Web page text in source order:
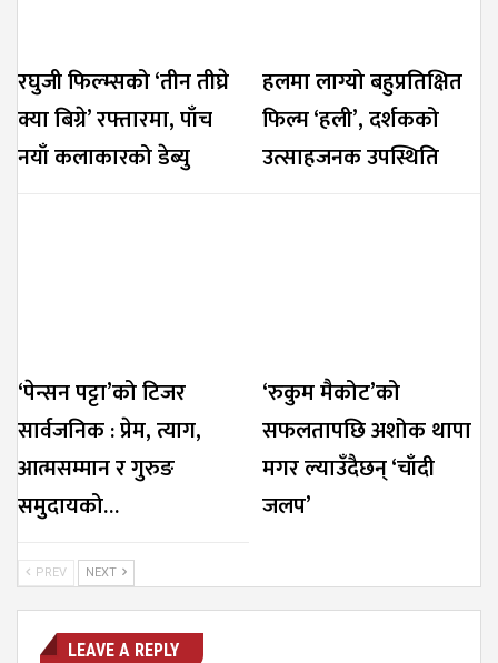
रघुजी फिल्म्सको ‘तीन तीघ्रे
क्या बिग्रे’ रफ्तारमा, पाँच
नयाँ कलाकारको डेब्यु
हलमा लाग्यो बहुप्रतिक्षित
फिल्म ‘हली’, दर्शकको
उत्साहजनक उपस्थिति
‘पेन्सन पट्टा’को टिजर
सार्वजनिक : प्रेम, त्याग,
आत्मसम्मान र गुरुङ
समुदायको…
‘रुकुम मैकोट’को
सफलतापछि अशोक थापा
मगर ल्याउँदैछन् ‘चाँदी
जलप’
PREV NEXT
LEAVE A REPLY